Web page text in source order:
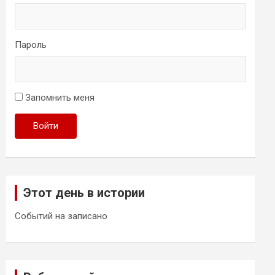
Пароль
Запомнить меня
Войти
Этот день в истории
Событий на записано